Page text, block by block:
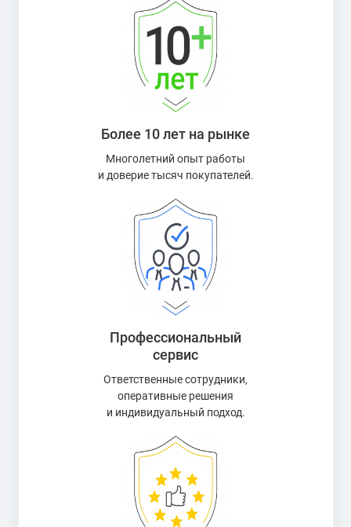
Более 10 лет на рынке
Многолетний опыт работы
и доверие тысяч покупателей.
Профессиональный
сервис
Ответственные сотрудники,
оперативные решения
и индивидуальный подход.